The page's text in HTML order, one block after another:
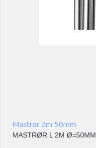
Mastrør 2m 50mm
MASTRØR L 2M Ø=50MM